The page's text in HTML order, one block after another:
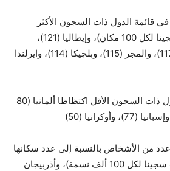
في قائمة الدول ذات السجون الأكثر
اكتظاظا كرواتيا (123 سجينا لكل 100 مكان)، وإيطاليا (121)،
ومالطا (118)، وقبرص (117)، والمجر (115)، وبلجيكا (114)، وايرلندا
في المقابل، تعد من الدول ذات السجون الأقل اكتظاظا ألمانيا (80
من الأشخاص بالنسبة إلى عدد سكانها
الإجمالي هي تركيا (458 سجينا لكل 100 ألف نسمة)، وأذربيجان